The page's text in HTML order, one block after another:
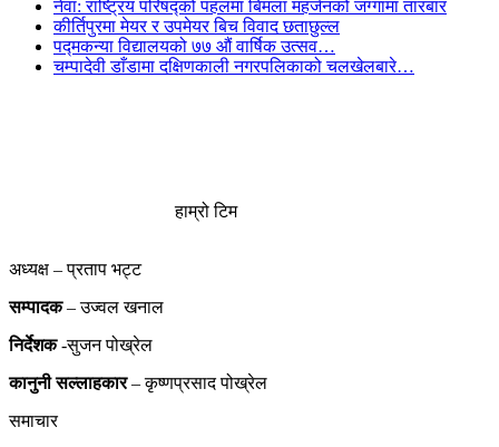
नेवा: राष्ट्रिय परिषद्को पहलमा बिमला महर्जनको जग्गामा तारबार
कीर्तिपुरमा मेयर र उपमेयर बिच विवाद छताछुल्ल
पद्मकन्या विद्यालयको ७७ औं ‌‌वार्षिक ‌उत्सव…
चम्पादेवी डाँडामा दक्षिणकाली नगरपलिकाको चलखेलबारे…
हाम्रो टिम
अध्यक्ष – प्रताप भट्ट
सम्पादक– उज्वल खनाल
निर्देशक-सुजन पोख्रेल
कानुनी सल्लाहकार– कृष्णप्रसाद पोख्रेल
समाचार